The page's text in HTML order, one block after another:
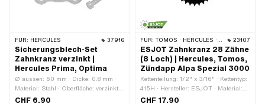
FÜR: HERCULES 37916
Sicherungsblech-Set
Zahnkranz verzinkt |
Hercules Prima, Optima
Ø aussen: 60 mm · Dicke: 0.8 mm ·
Material: Stahl · Oberfläche: verzinkt
(blau) · Ø innen: 50 mm · Anzahl
CHF 6.90
FÜR: TOMOS · HERCULES · ZÜNDAPP 23107
ESJOT Zahnkranz 28 Zähne
(8 Loch) | Hercules, Tomos,
Zündapp Alpa Spezial 3000
Kettenteilung: 1/2" x 3/16" · Kettentyp:
415H · Hersteller: ESJOT · Material:
Stahl · Oberfläche: lackiert · Farbe:
CHF 17.90